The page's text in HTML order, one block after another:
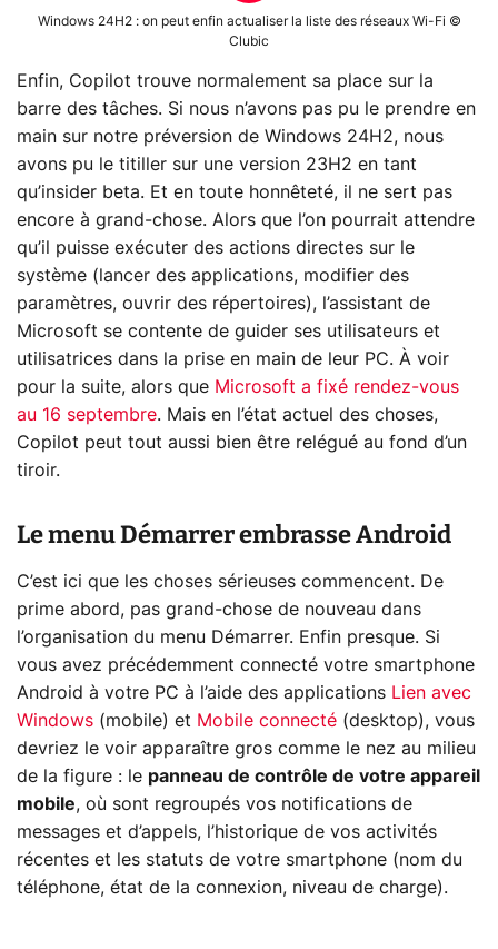
Windows 24H2 : on peut enfin actualiser la liste des réseaux Wi-Fi ©
Clubic
Enfin, Copilot trouve normalement sa place sur la
barre des tâches. Si nous n’avons pas pu le prendre en
main sur notre préversion de Windows 24H2, nous
avons pu le titiller sur une version 23H2 en tant
qu’insider beta. Et en toute honnêteté, il ne sert pas
encore à grand-chose. Alors que l’on pourrait attendre
qu’il puisse exécuter des actions directes sur le
système (lancer des applications, modifier des
paramètres, ouvrir des répertoires), l’assistant de
Microsoft se contente de guider ses utilisateurs et
utilisatrices dans la prise en main de leur PC. À voir
pour la suite, alors que Microsoft a fixé rendez-vous
au 16 septembre. Mais en l’état actuel des choses,
Copilot peut tout aussi bien être relégué au fond d’un
tiroir.
Le menu Démarrer embrasse Android
C’est ici que les choses sérieuses commencent. De
prime abord, pas grand-chose de nouveau dans
l’organisation du menu Démarrer. Enfin presque. Si
vous avez précédemment connecté votre smartphone
Android à votre PC à l’aide des applications Lien avec
Windows (mobile) et Mobile connecté (desktop), vous
devriez le voir apparaître gros comme le nez au milieu
de la figure : le panneau de contrôle de votre appareil
mobile, où sont regroupés vos notifications de
messages et d’appels, l’historique de vos activités
récentes et les statuts de votre smartphone (nom du
téléphone, état de la connexion, niveau de charge).